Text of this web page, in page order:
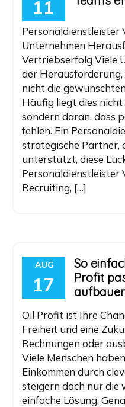
11
Personaldienstleister
Unternehmen
Vertriebserfolg Viele
der
nicht die
Häufig liegt dies
sondern daran, dass
fehlen. Ein
strategische Partner,
unterstützt, diese
Personaldienstleister
Recruiting, […]
AUG
17
So
Profit
Oil Profit ist Ihre
Freiheit und eine
Rechnungen oder
Viele Menschen
Einkommen durch
steigern doch nur die
einfache Lösung.